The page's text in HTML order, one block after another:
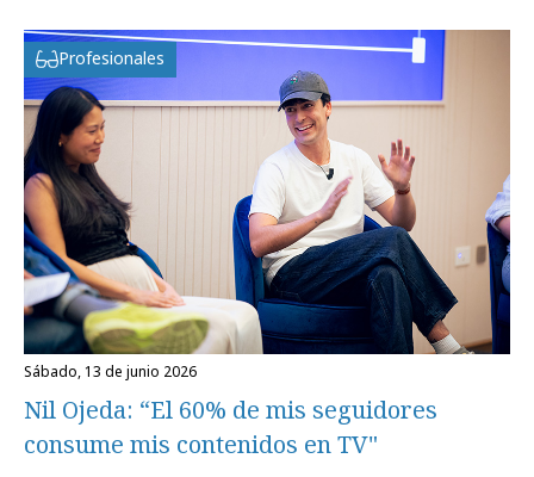
Profesionales
sábado, 13 de junio 2026
Nil Ojeda: “El 60% de mis seguidores
consume mis contenidos en TV"